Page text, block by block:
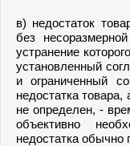
в) недостаток
без
устранение
установленный
и ограниченный
недостатка
не определен, -
объективно
недостатка